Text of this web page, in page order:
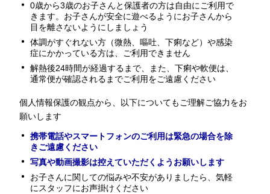
0歳から3歳のお子さんと保護者の方は自由にご利用で
きます。お子さんが安全に遊べるようにお子さんから
目を離さないようにしましょう
体調がすぐれない方（微熱、嘔吐、下痢など）や感染
症にかかっている方は、ご利用できません
解熱後24時間が経過するまで、また、下痢や軟便は、
通常便が確認されるまでご利用をご遠慮ください
個人情報保護の観点から、以下についてもご理解ご協力をお
願いします
携帯電話やスマートフォンのご利用は緊急の場合を除
きご遠慮ください
写真や動画撮影は控えていただくようお願いします
お子さんに関しての悩みや不安がありましたら、気軽
にスタッフにお声掛けください